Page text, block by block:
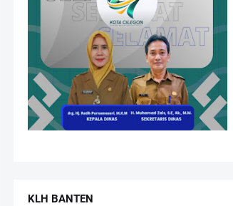
KLH BANTEN